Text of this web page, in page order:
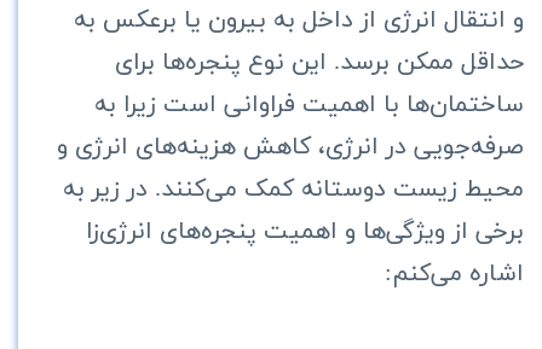
و انتقال انرژی از داخل به بیرون یا برعکس به
حداقل ممکن برسد. این نوع پنجره‌ها برای
ساختمان‌ها با اهمیت فراوانی است زیرا به
صرفه‌جویی در انرژی، کاهش هزینه‌های انرژی و
محیط زیست دوستانه کمک می‌کنند. در زیر به
برخی از ویژگی‌ها و اهمیت پنجره‌های انرژی‌زا
اشاره می‌کنم: